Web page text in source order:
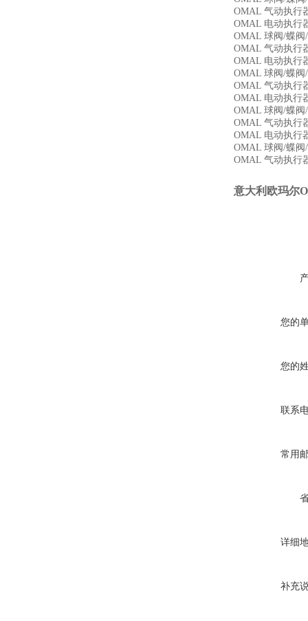
OMAL 气动执行
OMAL 电动执行
OMAL 球阀/蝶阀
OMAL 气动执行
OMAL 电动执行
OMAL 球阀/蝶阀
OMAL 气动执行
OMAL 电动执行
OMAL 球阀/蝶阀
OMAL 气动执行
OMAL 电动执行
OMAL 球阀/蝶阀
OMAL 气动执行
意大利欧玛尔
您的
您的
联系
常用
详细
补充